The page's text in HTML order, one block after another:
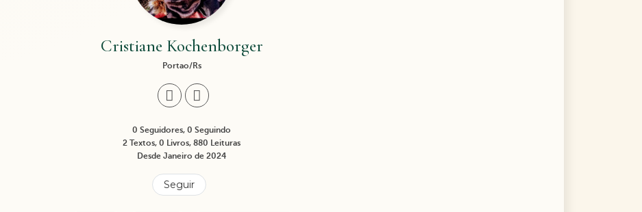
Cristiane Kochenborger
Portao/Rs
0 Seguidores, 0 Seguindo
2 Textos, 0 Livros, 880 Leituras
Desde Janeiro de 2024
Seguir